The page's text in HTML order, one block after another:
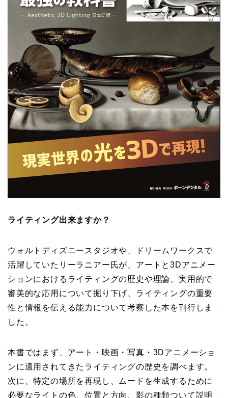
ライティング出来ますか？
ウォルトディズニースタジオや、ドリームワークスで
活躍していたリーラニアー氏が、アートと3Dアニメー
ションにおけるライティングの歴史や理論、実用的で
審美的な応用について掘り下げ、ライティングの重要
性と情報を伝える能力について考察した本を刊行しま
した。
本書ではまず、アート・映画・写真・3Dアニメーショ
ンに適用されてきたライティングの歴史を調べます。
次に、特定の場所を再現し、ムードを生成するために
必要なライトの色、位置と方向、影の種類ついて説明